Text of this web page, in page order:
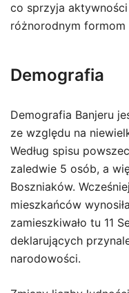
co sprzyja
różnorodnym formom
Demografia
Demografia Banjeru
ze względu na
Według spisu
zaledwie 5 osób, a
Boszniaków.
mieszkańców
zamieszkiwało tu 11
deklarujących
narodowości.